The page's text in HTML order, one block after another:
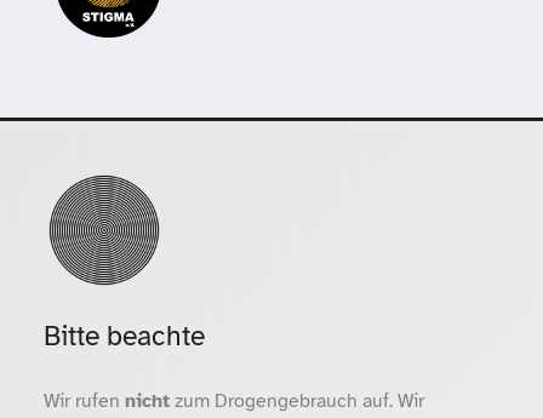
Bitte beachte
Wir rufen nichtzum Drogengebrauch auf. Wir